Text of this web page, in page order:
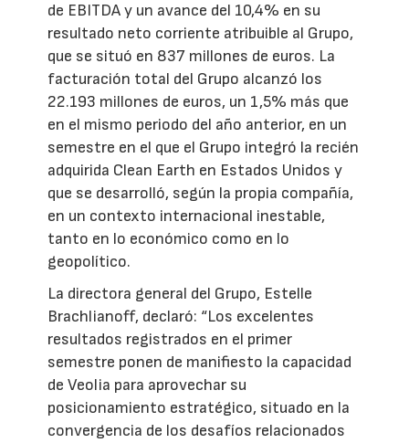
de EBITDA y un avance del 10,4% en su
resultado neto corriente atribuible al Grupo,
que se situó en 837 millones de euros. La
facturación total del Grupo alcanzó los
22.193 millones de euros, un 1,5% más que
en el mismo periodo del año anterior, en un
semestre en el que el Grupo integró la recién
adquirida Clean Earth en Estados Unidos y
que se desarrolló, según la propia compañía,
en un contexto internacional inestable,
tanto en lo económico como en lo
geopolítico.
La directora general del Grupo, Estelle
Brachlianoff, declaró: “Los excelentes
resultados registrados en el primer
semestre ponen de manifiesto la capacidad
de Veolia para aprovechar su
posicionamiento estratégico, situado en la
convergencia de los desafíos relacionados